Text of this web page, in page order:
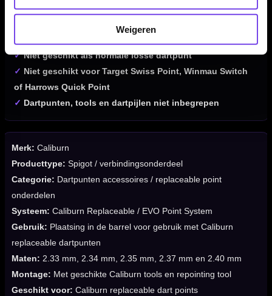
Weigeren
2.40 mm
✓ Niet geschikt als normale losse dartpunt
✓ Niet geschikt voor Target Swiss Point, Winmau Switch
of Harrows Quick Point
✓ Dartpunten, tools en dartpijlen niet inbegrepen
Merk: Caliburn
Producttype: Spigot / verbindingsonderdeel
Categorie: Dartpunten accessoires / replaceable point
onderdelen
Systeem: Caliburn Replaceable / EVO Point System
Gebruik: Plaatsing in de barrel voor gebruik met Caliburn
replaceable dartpunten
Maten: 2.33 mm, 2.34 mm, 2.35 mm, 2.37 mm en 2.40 mm
Montage: Met geschikte Caliburn tools en repointing tool
Geschikt voor: Caliburn replaceable dart points